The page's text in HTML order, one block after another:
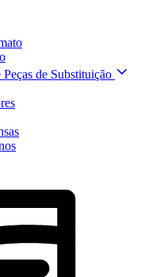
de Substituição